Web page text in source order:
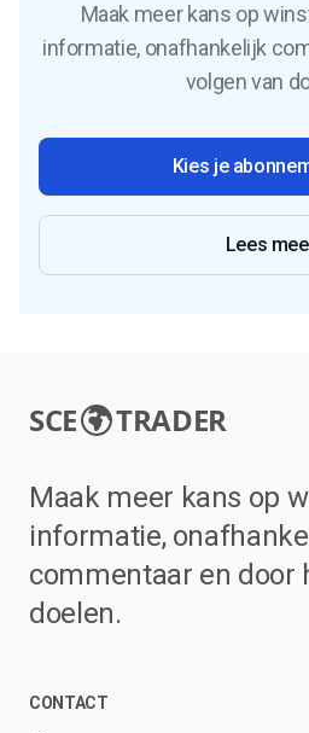
Maak meer kans op
informatie, onafhankelijk
volgen van
Kies je
Lees
SCE TRADER
Maak meer kans op
informatie,
commentaar en door
doelen.
CONTACT